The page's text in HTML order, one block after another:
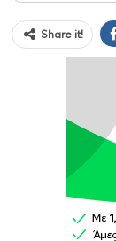
Share it!